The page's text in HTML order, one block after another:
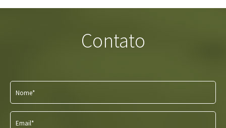
Contato
Nome*
Email*